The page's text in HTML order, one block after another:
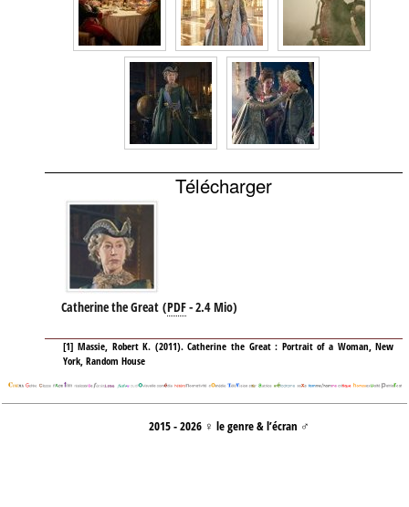
Télécharger
Catherine the Great (PDF-2.4 Mio)
[1] Massie, Robert K. (2011). Catherine the Great : Portrait of a Woman, New
York, Random House
2015 - 2026 ♀ le genre & l’écran ♂